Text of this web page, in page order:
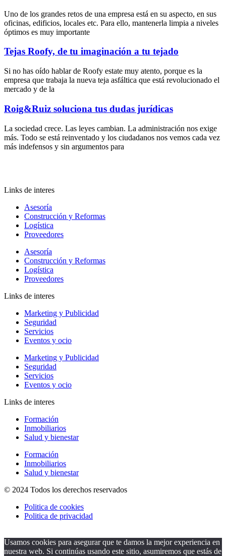
Uno de los grandes retos de una empresa está en su aspecto, en sus
oficinas, edificios, locales etc. Para ello, mantenerla limpia a niveles
óptimos es muy importante
Tejas Roofy, de tu imaginación a tu tejado
Si no has oído hablar de Roofy estate muy atento, porque es la
empresa que trabaja la nueva teja asfáltica que está revolucionado el
mercado y de la
Roig&Ruiz soluciona tus dudas jurídicas
La sociedad crece. Las leyes cambian. La administración nos exige
más. Todo se está reinventado y los ciudadanos nos vemos cada vez
más indefensos y sin argumentos para
Links de interes
Asesoría
Construcción y Reformas
Logística
Proveedores
Asesoría
Construcción y Reformas
Logística
Proveedores
Links de interes
Marketing y Publicidad
Seguridad
Servicios
Eventos y ocio
Marketing y Publicidad
Seguridad
Servicios
Eventos y ocio
Links de interes
Formación
Inmobiliarios
Salud y bienestar
Formación
Inmobiliarios
Salud y bienestar
© 2024 Todos los derechos reservados
Politica de cookies
Politica de privacidad
Usamos cookies para asegurar que te damos la mejor experiencia en
nuestra web. Si continúas usando este sitio, asumiremos que estás de